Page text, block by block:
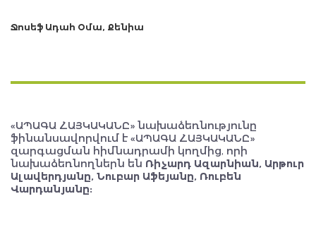
Ջոսեֆ Ադահ Օմա, Քենիա
«ԱՊԱԳԱ ՀԱՅԿԱԿԱՆԸ» նախաձեռնությունը
ֆինանսավորվում է «ԱՊԱԳԱ ՀԱՅԿԱԿԱՆԸ»
զարգացման հիմնադրամի կողմից, որի
նախաձեռնողներն են Ռիչարդ Ազարնիան, Արթուր
Ալավերդյանը, Նուբար Աֆեյանը, Ռուբեն
Վարդանյանը: